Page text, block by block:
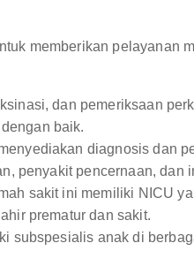
memberikan pelayanan
dan pemeriksaan
baik.
diagnosis dan
penyakit pencernaan, dan
sakit ini memiliki NICU
prematur dan sakit.
subspesialis anak di